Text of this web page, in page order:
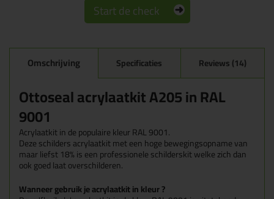
Start de check
Omschrijving Specificaties Reviews (14)
Ottoseal acrylaatkit A205 in RAL
9001
Acrylaatkit in de populaire kleur RAL 9001.
Deze schilders acrylaatkit met een hoge bewegingsopname van
maar liefst 18% is een professionele schilderskit welke zich dan
ook goed laat overschilderen.
Wanneer gebruik je acrylaatkit in kleur ?